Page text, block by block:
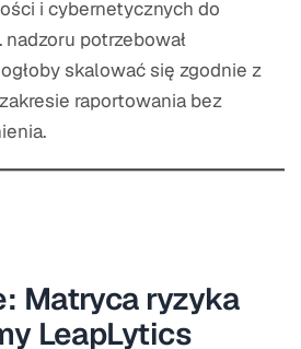
i cybernetycznych do
nadzoru potrzebował
skalować się zgodnie z
raportowania bez
Matryca ryzyka
LeapLytics